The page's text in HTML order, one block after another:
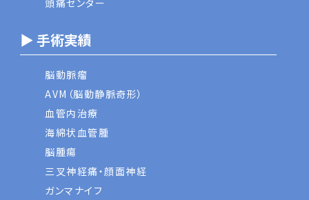
▶ 手術実績
脳動脈瘤
AVM（脳動静脈奇形）
血管内治療
海綿状血管腫
脳腫瘍
三叉神経痛・顔面神経
ガンマナイフ